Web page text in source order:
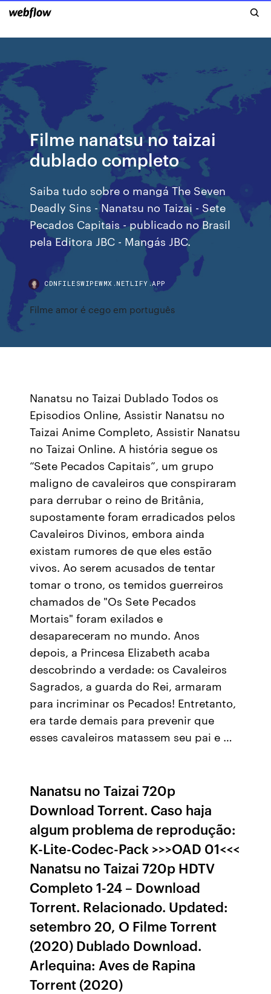
Filme nanatsu no taizai
dublado completo
Saiba tudo sobre o mangá The Seven
Deadly Sins - Nanatsu no Taizai - Sete
Pecados Capitais - publicado no Brasil
pela Editora JBC - Mangás JBC.
CDNFILESWIPEWMX.NETLIFY.APP
Filme amor é cego em português
Nanatsu no Taizai Dublado Todos os
Episodios Online, Assistir Nanatsu no
Taizai Anime Completo, Assistir Nanatsu
no Taizai Online. A história segue os
“Sete Pecados Capitais”, um grupo
maligno de cavaleiros que conspiraram
para derrubar o reino de Britânia,
supostamente foram erradicados pelos
Cavaleiros Divinos, embora ainda
existam rumores de que eles estão
vivos. Ao serem acusados de tentar
tomar o trono, os temidos guerreiros
chamados de "Os Sete Pecados
Mortais" foram exilados e
desapareceram no mundo. Anos
depois, a Princesa Elizabeth acaba
descobrindo a verdade: os Cavaleiros
Sagrados, a guarda do Rei, armaram
para incriminar os Pecados! Entretanto,
era tarde demais para prevenir que
esses cavaleiros matassem seu pai e …
Nanatsu no Taizai 720p
Download Torrent. Caso haja
algum problema de reprodução:
K-Lite-Codec-Pack >>>OAD 01<<<
Nanatsu no Taizai 720p HDTV
Completo 1-24 – Download
Torrent. Relacionado. Updated:
setembro 20, O Filme Torrent
(2020) Dublado Download.
Arlequina: Aves de Rapina
Torrent (2020)